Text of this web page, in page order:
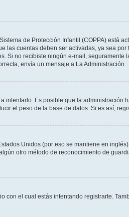
de Protección Infantil (COPPA) está
cuentas deben ser activadas, ya sea
no recibiste ningún e-mail,
envía un mensaje a La Administración.
Es posible que la
el peso de la base de datos. Si es así,
Unidos (por eso se mantiene en
otro método de reconocimiento de
el cual estás intentando registrarte.